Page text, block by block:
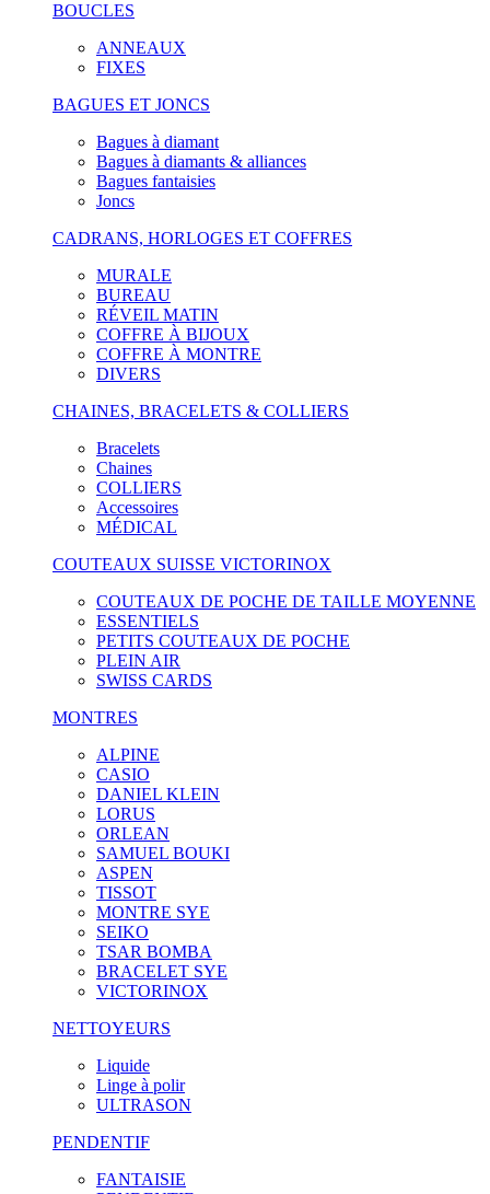
BOUCLES
ANNEAUX
FIXES
BAGUES ET JONCS
Bagues à diamant
Bagues à diamants & alliances
Bagues fantaisies
Joncs
CADRANS, HORLOGES ET COFFRES
MURALE
BUREAU
RÉVEIL MATIN
COFFRE À BIJOUX
COFFRE À MONTRE
DIVERS
CHAINES, BRACELETS & COLLIERS
Bracelets
Chaines
COLLIERS
Accessoires
MÉDICAL
COUTEAUX SUISSE VICTORINOX
COUTEAUX DE POCHE DE TAILLE MOYENNE
ESSENTIELS
PETITS COUTEAUX DE POCHE
PLEIN AIR
SWISS CARDS
MONTRES
ALPINE
CASIO
DANIEL KLEIN
LORUS
ORLEAN
SAMUEL BOUKI
ASPEN
TISSOT
MONTRE SYE
SEIKO
TSAR BOMBA
BRACELET SYE
VICTORINOX
NETTOYEURS
Liquide
Linge à polir
ULTRASON
PENDENTIF
FANTAISIE